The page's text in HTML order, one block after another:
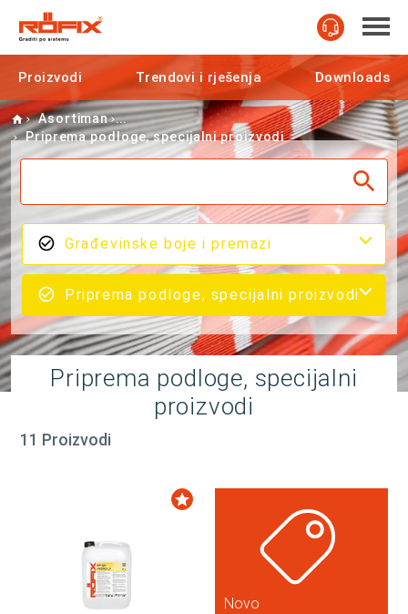
Proizvodi Trendovi i rješenja Downloads
Home
Asortiman
Priprema podloge, specijalni proizvodi
Građevinske boje i premazi
Priprema podloge, specijalni proizvodi
Priprema podloge, specijalni
proizvodi
11 Proizvodi
Novo